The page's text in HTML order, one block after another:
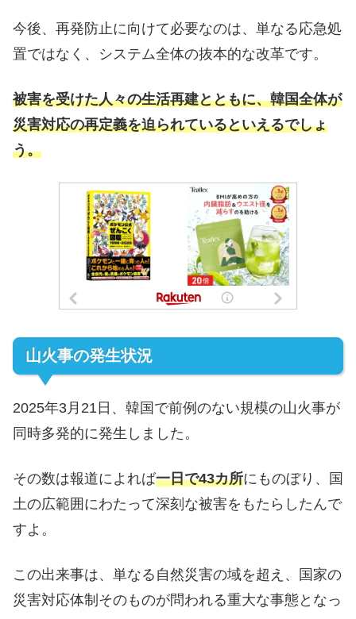
今後、再発防止に向けて必要なのは、単なる応急処
置ではなく、システム全体の抜本的な改革です。
被害を受けた人々の生活再建とともに、韓国全体が
災害対応の再定義を迫られているといえるでしょ
う。
山火事の発生状況
2025年3月21日、韓国で前例のない規模の山火事が
同時多発的に発生しました。
その数は報道によれば一日で43カ所にものぼり、国
土の広範囲にわたって深刻な被害をもたらしたんで
すよ。
この出来事は、単なる自然災害の域を超え、国家の
災害対応体制そのものが問われる重大な事態となっ